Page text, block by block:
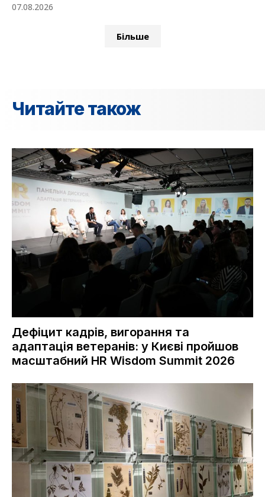
07.08.2026
Більше
Читайте також
Дефіцит кадрів, вигорання та
адаптація ветеранів: у Києві пройшов
масштабний HR Wisdom Summit 2026